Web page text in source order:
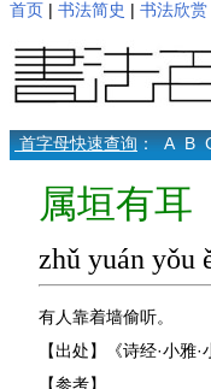
首页 | 书法简史 | 书法欣赏
首字母快速查询： A B
属垣有耳
zhǔ yuán yǒu
有人靠着墙偷听。
【出处】《诗经·小雅
【参考】